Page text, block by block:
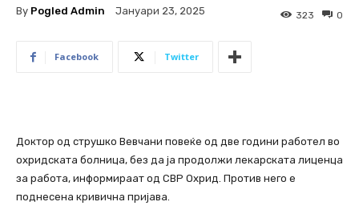
By Pogled Admin Јануари 23, 2025 0
323
Facebook Twitter
Доктор од струшко Вевчани повеќе од две години работел во
охридската болница, без да ја продолжи лекарската лиценца
за работа, информираат од СВР Охрид. Против него е
поднесена кривична пријава.